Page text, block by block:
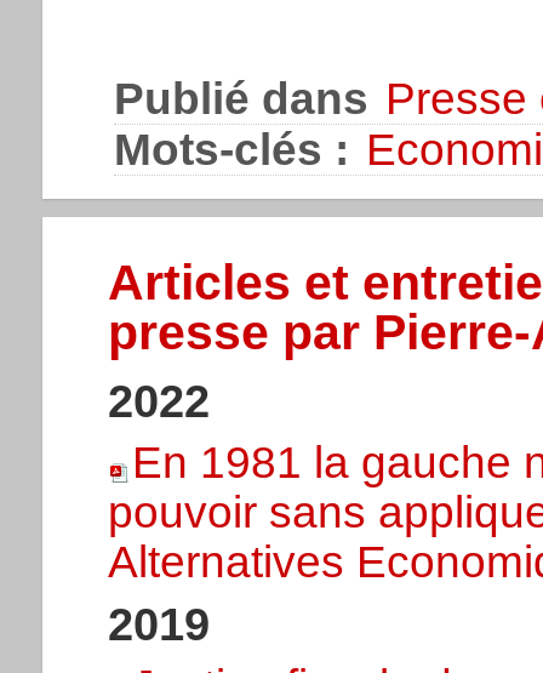
Publié dans Presse
Mots-clés :
Articles et
presse par
2022
En 1981 la gauche
pouvoir sans
Alternatives
2019